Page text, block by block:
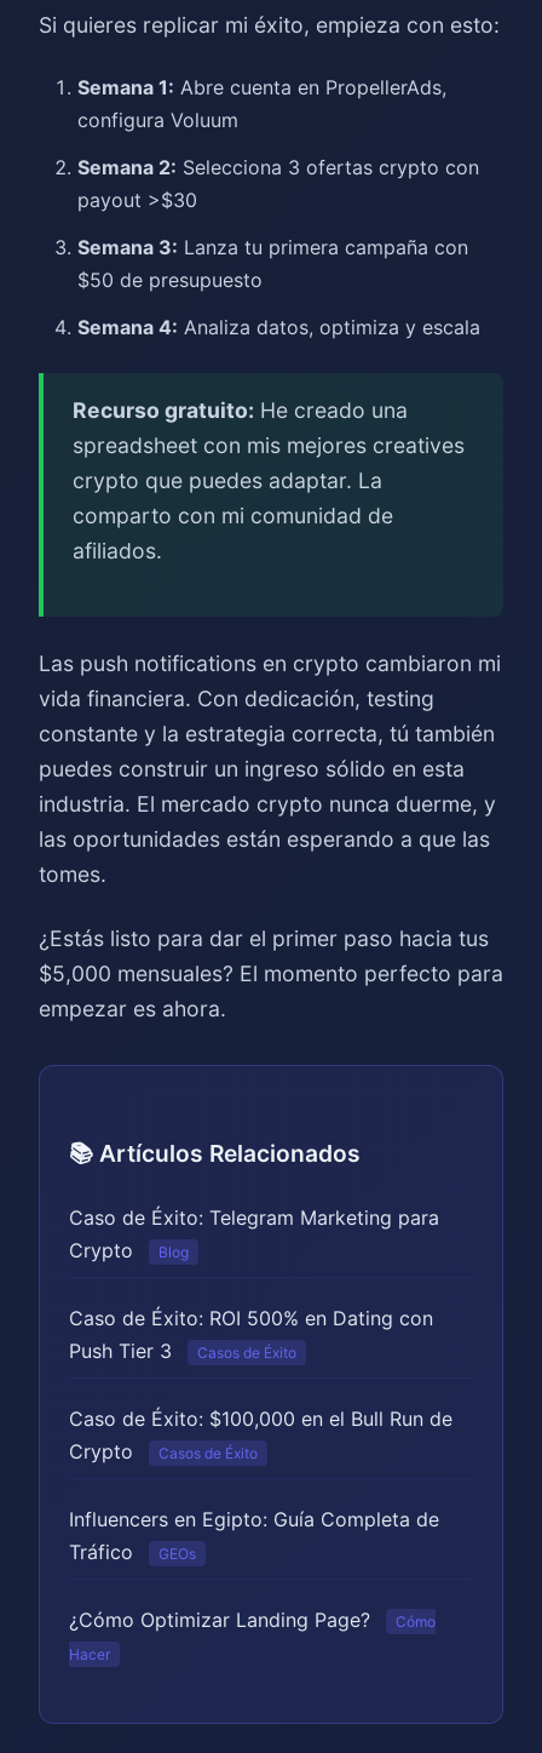
Si quieres replicar mi éxito, empieza con esto:
Semana 1: Abre cuenta en PropellerAds,
configura Voluum
Semana 2: Selecciona 3 ofertas crypto con
payout >$30
Semana 3: Lanza tu primera campaña con
$50 de presupuesto
Semana 4: Analiza datos, optimiza y escala
Recurso gratuito: He creado una
spreadsheet con mis mejores creatives
crypto que puedes adaptar. La
comparto con mi comunidad de
afiliados.
Las push notifications en crypto cambiaron mi
vida financiera. Con dedicación, testing
constante y la estrategia correcta, tú también
puedes construir un ingreso sólido en esta
industria. El mercado crypto nunca duerme, y
las oportunidades están esperando a que las
tomes.
¿Estás listo para dar el primer paso hacia tus
$5,000 mensuales? El momento perfecto para
empezar es ahora.
📚 Artículos Relacionados
Caso de Éxito: Telegram Marketing para
Crypto
Blog
Caso de Éxito: ROI 500% en Dating con
Push Tier 3
Casos de Éxito
Caso de Éxito: $100,000 en el Bull Run de
Crypto
Casos de Éxito
Influencers en Egipto: Guía Completa de
Tráfico
GEOs
¿Cómo Optimizar Landing Page?
Cómo
Hacer